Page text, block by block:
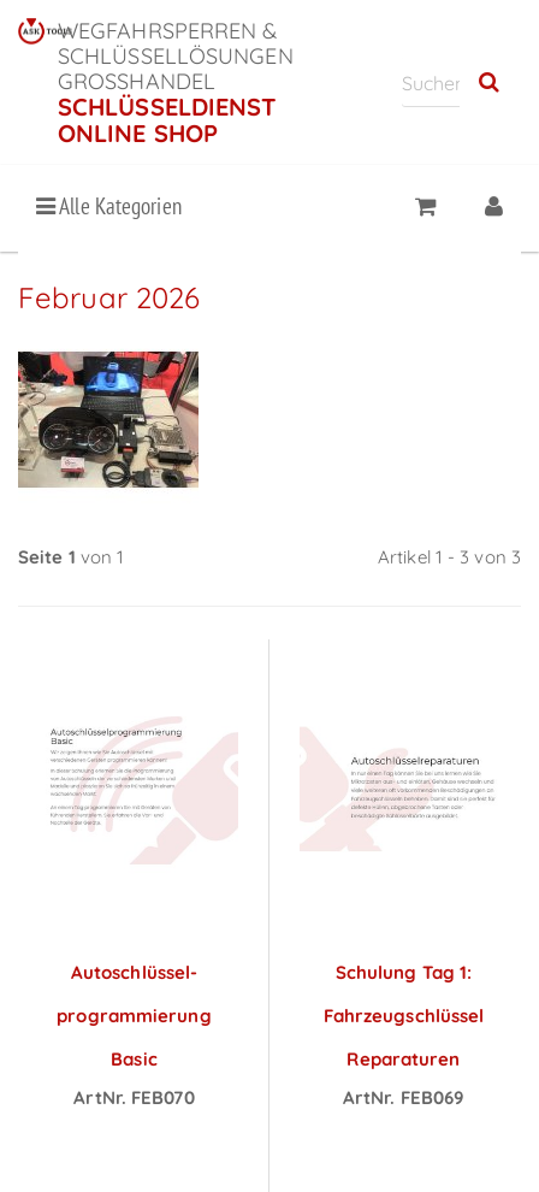
WEGFAHRSPERREN &
SCHLÜSSELLÖSUNGEN
GROSSHANDEL
SCHLÜSSELDIENST
ONLINE SHOP
Alle Kategorien
Februar 2026
Seite 1 von 1 Artikel 1 - 3 von 3
Autoschlüssel­
programmierung
Basic
ArtNr. FEB070
Schulung Tag 1:
Fahrzeugschlüssel
Reparaturen
ArtNr. FEB069